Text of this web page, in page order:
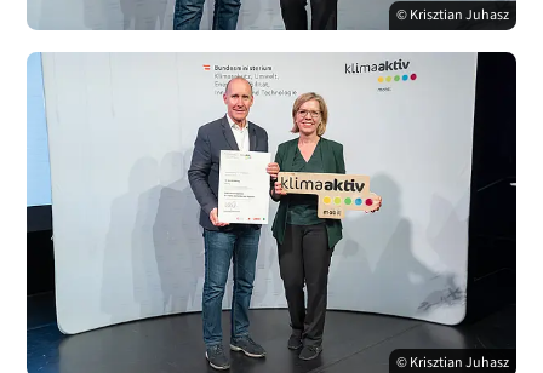
© Krisztian Juhasz
© Krisztian Juhasz